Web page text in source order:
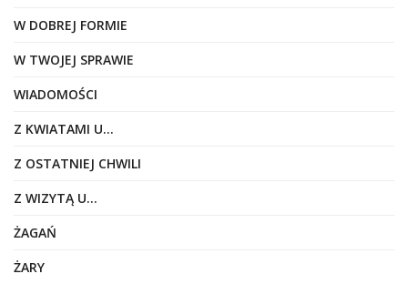
W DOBREJ FORMIE
W TWOJEJ SPRAWIE
WIADOMOŚCI
Z KWIATAMI U…
Z OSTATNIEJ CHWILI
Z WIZYTĄ U…
ŻAGAŃ
ŻARY